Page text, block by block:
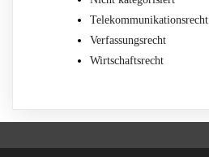
Telekommunikationsrecht
Verfassungsrecht
Wirtschaftsrecht